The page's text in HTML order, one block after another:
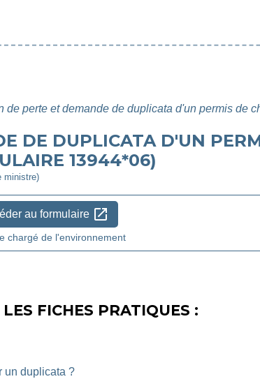
de perte et demande de duplicata d'un permis de
DE DUPLICATA D'UN
13944*06)
ministre)
au formulaire open_in_new
chargé de l'environnement
FICHES PRATIQUES :
un duplicata ?